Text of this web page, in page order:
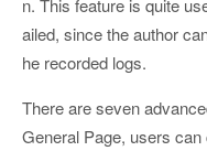
n. This feature is quite
ailed, since the author
he recorded logs.
There are seven
General Page, users